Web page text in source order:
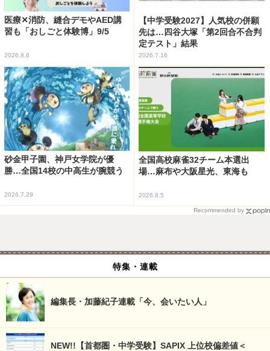
医療✕消防、縫合デモやAED講
習も「おしごと体験博」9/5
2026.8.6
【中学受験2027】人気校の併願
先は…四谷大塚「第2回合不合判
定テスト」結果
2026.7.16
砂金甲子園、神戸女学院が優
勝…全国14校の中高生が腕競う
2026.7.29
全国高校麻雀32チーム本選出
場…麻布や大阪星光、東海も
2026.8.5
Recommended by
特集・連載
編集長・加藤紀子連載「今、会いたい人」
NEW!!【首都圏・中学受験】SAPIX 上位校偏差値＜